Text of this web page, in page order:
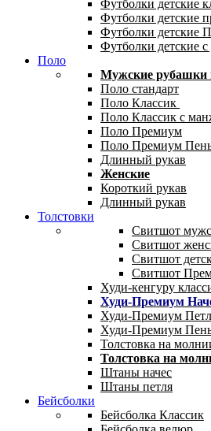
Футболки детские
Футболки детские
Футболки детские
Футболки детские
Поло
Мужские рубашки
Поло стандарт
Поло Классик
Поло Классик с
Поло Премиум
Поло Премиум
Длинный рукав
Женские
Короткий рукав
Длинный рукав
Толстовки
Свитшот
Свитшот
Свитшот
Свитшот
Худи-кенгуру
Худи-Премиум
Худи-Премиум
Худи-Премиум
Толстовка на
Толстовка на
Штаны начес
Штаны петля
Бейсболки
Бейсболка Классик